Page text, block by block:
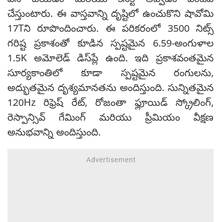
చేస్తుంటారు. ఈ వాస్తవాన్ని దృష్టిలో ఉంచుకొని షావోమి
17Tని రూపొందించారు. ఈ పరికరంలో 3500 నిట్స్
గరిష్ట ప్రకాశంతో కూడిన స్పష్టమైన 6.59-అంగుళాల
1.5K అమోలెడ్ డిస్‌ప్లే ఉంది. ఇది ప్రకాశవంతమైన
సూర్యకాంతిలో కూడా స్పష్టమైన రంగులను,
అద్భుతమైన దృశ్యమానతను అందిస్తుంది. సున్నితమైన
120Hz రిఫ్రెష్ రేట్, రోజంతా ఫ్లూయిడ్ స్క్రోలింగ్,
రెస్పాన్సివ్ గేమింగ్ మరియు ప్రీమియం వీక్షణ
అనుభవాన్ని అందిస్తుంది.